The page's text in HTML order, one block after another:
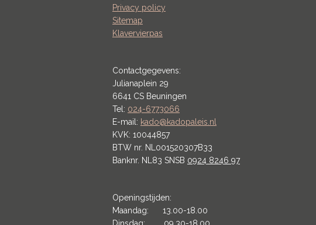
Privacy policy
Sitemap
Klavervierpas
Contactgegevens:
Julianaplein 29
6641 CS Beuningen
Tel: 024-6773066
E-mail: kado@kadopaleis.nl
KVK: 10044857
BTW nr. NL001520307B33
Banknr. NL83 SNSB 0924 8246 97
Openingstijden:
Maandag: 13.00-18.00